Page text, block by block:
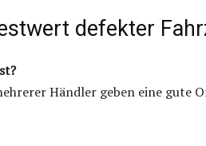
defekter
Händler geben eine gute